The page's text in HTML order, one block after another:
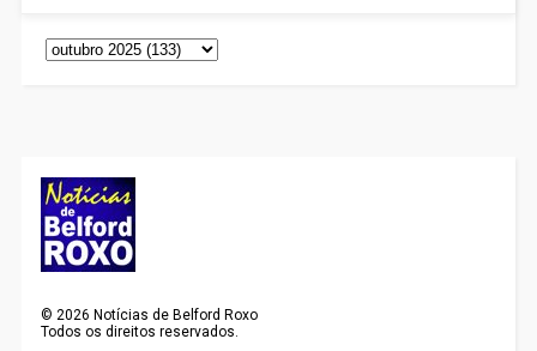
© 2026 Notícias de Belford Roxo
Todos os direitos reservados.